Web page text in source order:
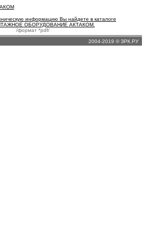
информацию Вы найдете в каталоге
ОБОРУДОВАНИЕ АКТАКОМ.
/формат *pdf/
2004-2019 © ЗРК.РУ